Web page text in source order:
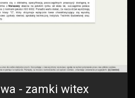
- zamki witex